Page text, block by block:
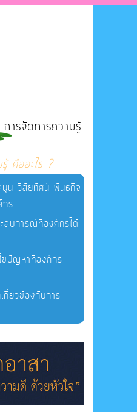
การจัดการความรู้
คืออะไร ?
นุน วิสัยทัศน์ พันธกิจ
ร
สบการณ์ที่องค์กรได้
ขปัญหาที่องค์กร
ยวข้องกับการ